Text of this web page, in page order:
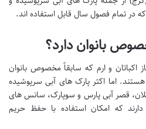
در تمام فصول سال قابل استفاده اند.
بانوان دارد؟
اکباتان و ارم که سابقاً مخصوص بانوان
اما اکثر پارک های آبی سرپوشیده
هلان، قصر آبی پارس و سوپارک، سانس های
دارند که امکان استفاده با حفظ حریم